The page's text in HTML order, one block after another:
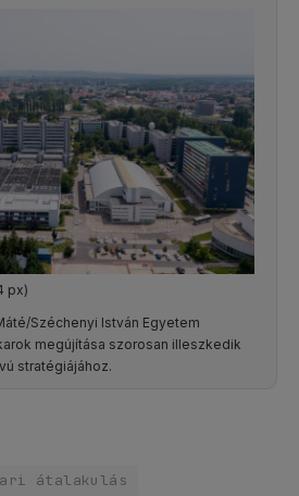
px)
Széchenyi István Egyetem
megújítása szorosan illeszkedik
stratégiájához.
átalakulás